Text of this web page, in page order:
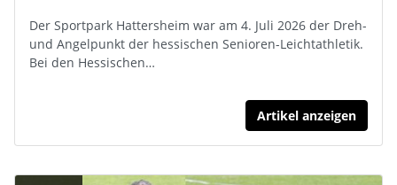
Der Sportpark Hattersheim war am 4. Juli 2026 der Dreh-
und Angelpunkt der hessischen Senioren-Leichtathletik.
Bei den Hessischen…
Artikel anzeigen